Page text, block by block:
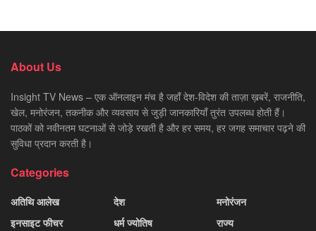
About Us
Insight TV News – एक ऑनलाइन मंच है जहाँ देश-विदेश की ताज़ा ख़बरें, राजनीति,
खेल, मनोरंजन, तकनीक और व्यवसाय से जुड़ी जानकारियाँ तुरंत उपलब्ध होती हैं।
पाठकों को नवीनतम घटनाओं से जोड़े रखती है और हर समय, हर जगह समाचार पढ़ने की
सुविधा प्रदान करती है।
Categories
अतिथि आलेख
इनसाइट फीचर
देश
धर्म ज्योतिष
मनोरंजन
राज्य